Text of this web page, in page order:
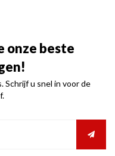
onze beste
u snel in voor de